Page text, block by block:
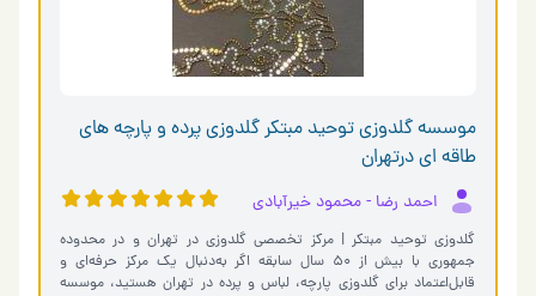
موسسه گلدوزی توحید مبتکر گلدوزی پرده و پارچه های
طاقه ای درتهران
احمد رضا - محمود خیرآبادی
گلدوزی توحید مبتکر | مرکز تخصصی گلدوزی در تهران و در محدوده
جمهوری با بیش از ۵۰ سال سابقه اگر به‌دنبال یک مرکز حرفه‌ای و
قابل‌اعتماد برای گلدوزی پارچه، لباس و پرده در تهران هستید، موسسه